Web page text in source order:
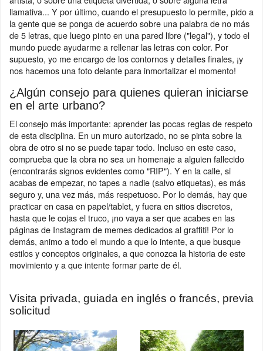
llamativa... Y por último, cuando el presupuesto lo permite, pido a
la gente que se ponga de acuerdo sobre una palabra de no más
de 5 letras, que luego pinto en una pared libre ("legal"), y todo el
mundo puede ayudarme a rellenar las letras con color. Por
supuesto, yo me encargo de los contornos y detalles finales, ¡y
nos hacemos una foto delante para inmortalizar el momento!
¿Algún consejo para quienes quieran iniciarse
en el arte urbano?
El consejo más importante: aprender las pocas reglas de respeto
de esta disciplina. En un muro autorizado, no se pinta sobre la
obra de otro si no se puede tapar todo. Incluso en este caso,
comprueba que la obra no sea un homenaje a alguien fallecido
(encontrarás signos evidentes como "RIP"). Y en la calle, si
acabas de empezar, no tapes a nadie (salvo etiquetas), es más
seguro y, una vez más, más respetuoso. Por lo demás, hay que
practicar en casa en papel/tablet, y fuera en sitios discretos,
hasta que le cojas el truco, ¡no vaya a ser que acabes en las
páginas de Instagram de memes dedicados al graffiti! Por lo
demás, animo a todo el mundo a que lo intente, a que busque
estilos y conceptos originales, a que conozca la historia de este
movimiento y a que intente formar parte de él.
Visita privada, guiada en inglés o francés, previa
solicitud